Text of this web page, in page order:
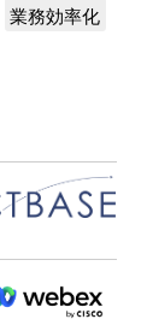
業務効率化